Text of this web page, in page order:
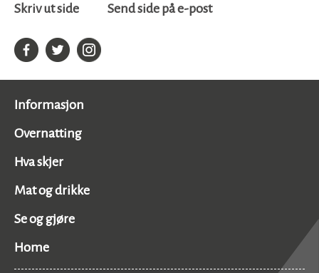
Skriv ut side Send side på e-post
Informasjon
Overnatting
Hva skjer
Mat og drikke
Se og gjøre
Home